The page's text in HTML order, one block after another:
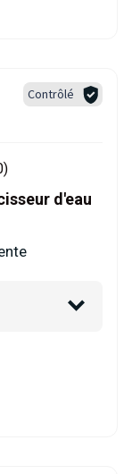
Contrôlé
d'eau